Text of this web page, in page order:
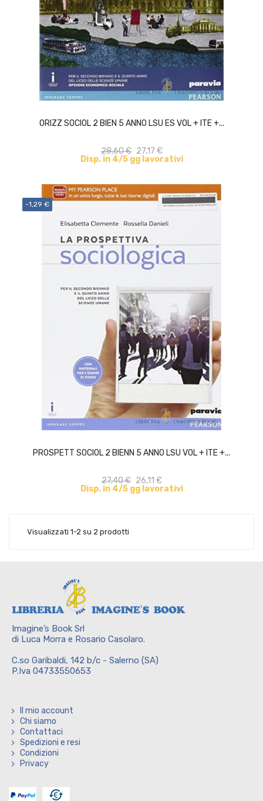
ORIZZ SOCIOL 2 BIEN 5 ANNO LSU ES VOL + ITE +...
28,60 € 27,17 €
Disp. in 4/5 gg lavorativi
-1,29 €
PROSPETT SOCIOL 2 BIENN 5 ANNO LSU VOL + ITE +...
27,40 € 26,11 €
Disp. in 4/5 gg lavorativi
Visualizzati 1-2 su 2 prodotti
Imagine’s Book Srl
di Luca Morra e Rosario Casolaro.
C.so Garibaldi, 142 b/c - Salerno (SA)
P.Iva 04733550653
Il mio account
Chi siamo
Contattaci
Spedizioni e resi
Condizioni
Privacy